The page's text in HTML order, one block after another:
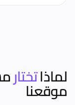
لماذاتختار
موقعنا